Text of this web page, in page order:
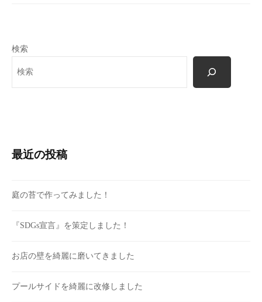
検索
最近の投稿
庭の苔で作ってみました！
『SDGs宣言』を策定しました！
お店の壁を綺麗に磨いてきました
プールサイドを綺麗に改修しました